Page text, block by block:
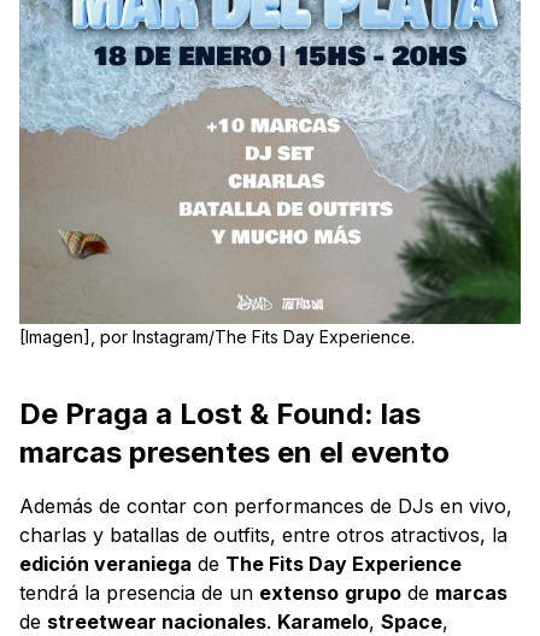
[Imagen], por Instagram/The Fits Day Experience.
De Praga a Lost & Found: las
marcas presentes en el evento
Además de contar con performances de DJs en vivo,
charlas y batallas de outfits, entre otros atractivos, la
edición veraniega de The Fits Day Experience
tendrá la presencia de un extenso grupo de marcas
de streetwear nacionales. Karamelo, Space,